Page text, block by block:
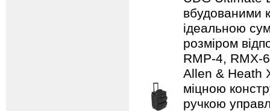
вбудованими
ідеальною
розміром
RMP-4, RMX-
Allen & Heath
міцною
ручкою